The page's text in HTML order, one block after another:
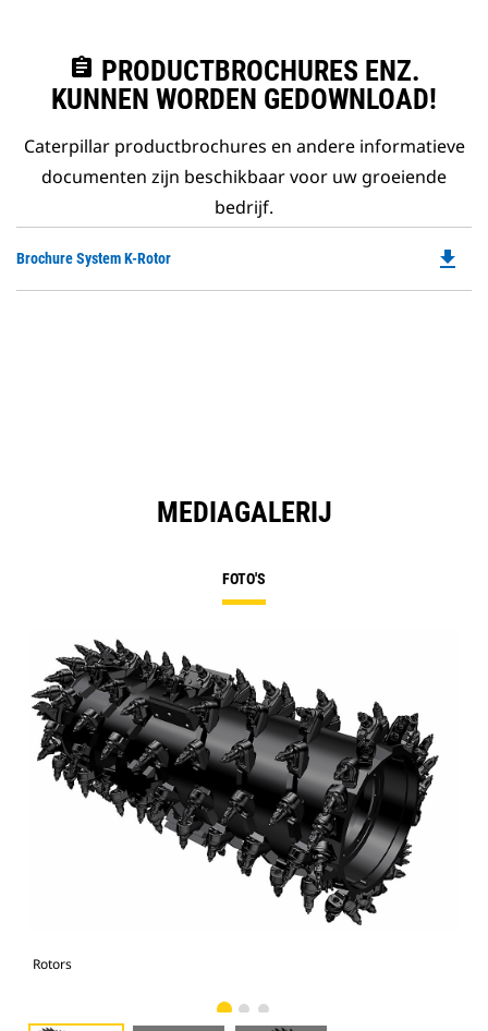
assignment PRODUCTBROCHURES ENZ.
KUNNEN WORDEN GEDOWNLOAD!
Caterpillar productbrochures en andere informatieve
documenten zijn beschikbaar voor uw groeiende
bedrijf.
Brochure System K-Rotor file_download
MEDIAGALERIJ
FOTO'S
Rotors